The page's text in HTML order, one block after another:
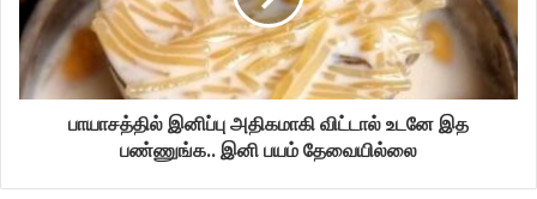
பாயாசத்தில் இனிப்பு அதிகமாகி விட்டால் உடனே இத
பண்ணுங்க.. இனி பயம் தேவையில்லை